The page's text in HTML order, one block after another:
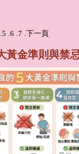
.5 .6 .7 .下一頁
黃金準則與禁